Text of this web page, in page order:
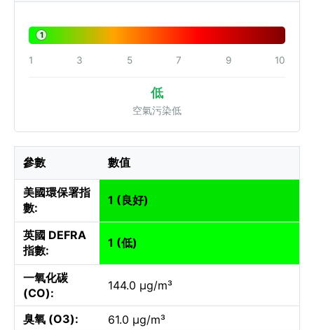
1
1 3 5 7 9 10
低
空氣污染低
參數 數值
美國環保署指
數:
1 (良好)
英國 DEFRA
指數:
1 (低)
一氧化碳
(CO):
144.0 µg/m³
臭氧 (O3):
61.0 µg/m³